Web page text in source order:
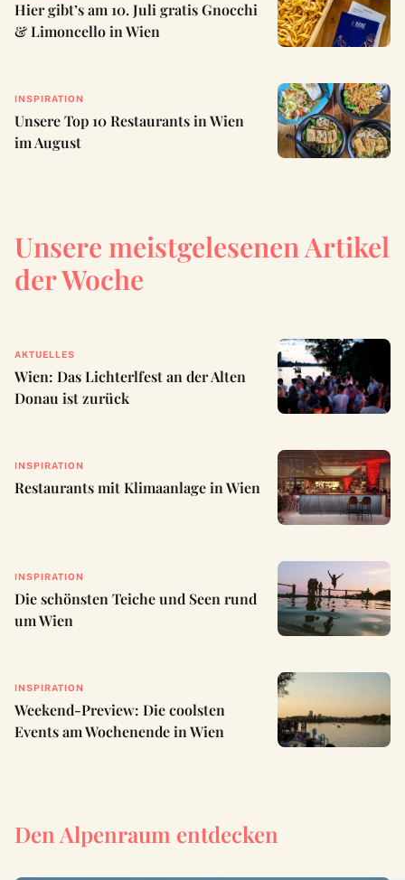
Hier gibt’s am 10. Juli gratis Gnocchi
& Limoncello in Wien
INSPIRATION
Unsere Top 10 Restaurants in Wien
im August
Unsere meistgelesenen Artikel
der Woche
AKTUELLES
Wien: Das Lichterlfest an der Alten
Donau ist zurück
INSPIRATION
Restaurants mit Klimaanlage in Wien
INSPIRATION
Die schönsten Teiche und Seen rund
um Wien
INSPIRATION
Weekend-Preview: Die coolsten
Events am Wochenende in Wien
Den Alpenraum entdecken